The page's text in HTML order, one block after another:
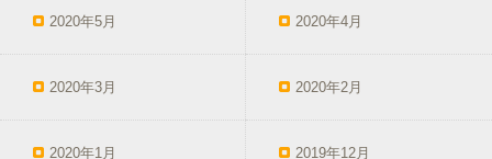
2020年5月 2020年4月
2020年3月 2020年2月
2020年1月 2019年12月